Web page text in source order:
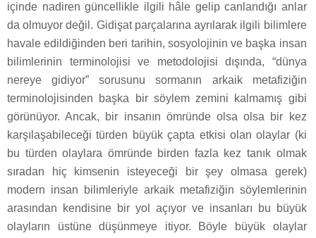
içinde nadiren güncellikle ilgili hâle gelip canlandığı anlar
da olmuyor değil. Gidişat parçalarına ayrılarak ilgili bilimlere
havale edildiğinden beri tarihin, sosyolojinin ve başka insan
bilimlerinin terminolojisi ve metodolojisi dışında, “dünya
nereye gidiyor” sorusunu sormanın arkaik metafiziğin
terminolojisinden başka bir söylem zemini kalmamış gibi
görünüyor. Ancak, bir insanın ömründe olsa olsa bir kez
karşılaşabileceği türden büyük çapta etkisi olan olaylar (ki
bu türden olaylara ömründe birden fazla kez tanık olmak
sıradan hiç kimsenin isteyeceği bir şey olmasa gerek)
modern insan bilimleriyle arkaik metafiziğin söylemlerinin
arasından kendisine bir yol açıyor ve insanları bu büyük
olayların üstüne düşünmeye itiyor. Böyle büyük olaylar